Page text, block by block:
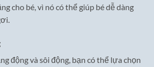
cho bé, vì nó có thể giúp bé dễ dàng
động và sôi động, bạn có thể lựa chọn